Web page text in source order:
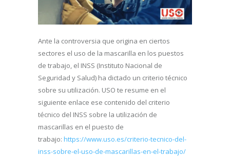
Ante la controversia que origina en ciertos
sectores el uso de la mascarilla en los puestos
de trabajo, el INSS (Instituto Nacional de
Seguridad y Salud) ha dictado un criterio técnico
sobre su utilización. USO te resume en el
siguiente enlace ese contenido del criterio
técnico del INSS sobre la utilización de
mascarillas en el puesto de
trabajo: https://www.uso.es/criterio-tecnico-del-
inss-sobre-el-uso-de-mascarillas-en-el-trabajo/